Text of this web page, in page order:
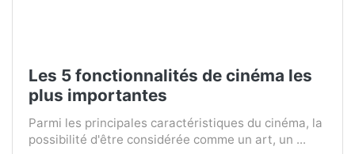
Les 5 fonctionnalités de cinéma les
plus importantes
Parmi les principales caractéristiques du cinéma, la
possibilité d'être considérée comme un art, un ...